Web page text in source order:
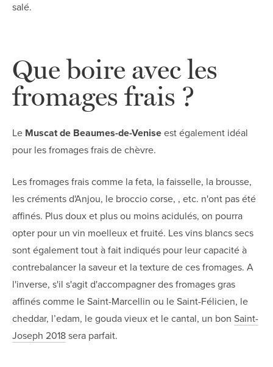
salé.
Que boire avec les
fromages frais ?
Le Muscat de Beaumes-de-Venise est également idéal
pour les fromages frais de chèvre.
Les fromages frais comme la feta, la faisselle, la brousse,
les créments d'Anjou, le broccio corse, , etc. n'ont pas été
affinés. Plus doux et plus ou moins acidulés, on pourra
opter pour un vin moelleux et fruité. Les vins blancs secs
sont également tout à fait indiqués pour leur capacité à
contrebalancer la saveur et la texture de ces fromages. A
l'inverse, s'il s'agit d'accompagner des fromages gras
affinés comme le Saint-Marcellin ou le Saint-Félicien, le
cheddar, l’edam, le gouda vieux et le cantal, un bon Saint-
Joseph 2018 sera parfait.